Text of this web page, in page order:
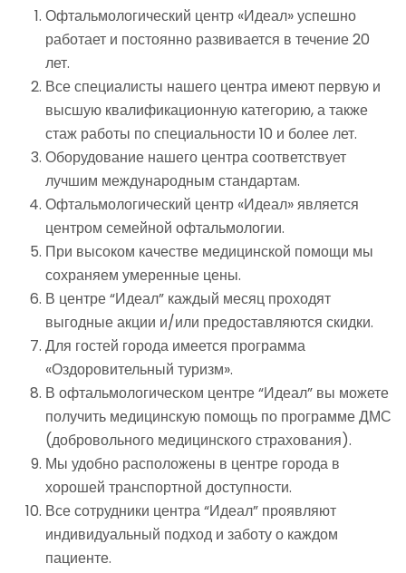
Офтальмологический центр «Идеал» успешно
работает и постоянно развивается в течение 20
лет.
Все специалисты нашего центра имеют первую и
высшую квалификационную категорию, а также
стаж работы по специальности 10 и более лет.
Оборудование нашего центра соответствует
лучшим международным стандартам.
Офтальмологический центр «Идеал» является
центром семейной офтальмологии.
При высоком качестве медицинской помощи мы
сохраняем умеренные цены.
В центре “Идеал” каждый месяц проходят
выгодные акции и/или предоставляются скидки.
Для гостей города имеется программа
«Оздоровительный туризм».
В офтальмологическом центре “Идеал” вы можете
получить медицинскую помощь по программе ДМС
(добровольного медицинского страхования).
Мы удобно расположены в центре города в
хорошей транспортной доступности.
Все сотрудники центра “Идеал” проявляют
индивидуальный подход и заботу о каждом
пациенте.